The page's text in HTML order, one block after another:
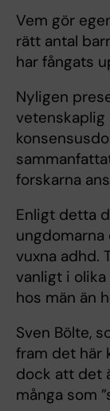
Vem gör
rätt antal
har fångats
Nyligen
forskarna
Enligt detta
vuxna adhd.
vanligt i
hos män än
Sven Bölte,
fram det här
dock att det
många som